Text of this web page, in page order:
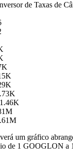
de Taxas de
um gráfico
de 1 GOOGLON